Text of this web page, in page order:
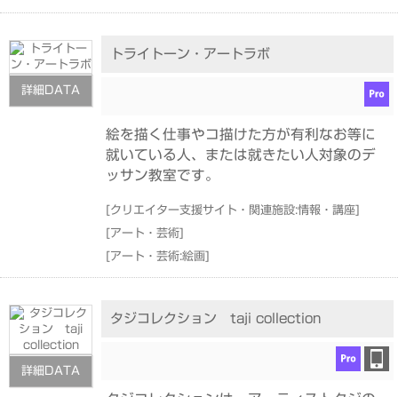
詳細DATA
トライトーン・アートラボ
絵を描く仕事やコ描けた方が有利なお等に
就いている人、または就きたい人対象のデ
ッサン教室です。
[クリエイター支援サイト・関連施設:情報・講座]
[アート・芸術]
[アート・芸術:絵画]
詳細DATA
タジコレクション taji collection